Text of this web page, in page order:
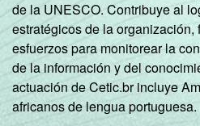
de la UNESCO. Contribuye al
estratégicos de la organización,
esfuerzos para monitorear la
de la información y del
actuación de Cetic.br incluye
africanos de lengua portuguesa.